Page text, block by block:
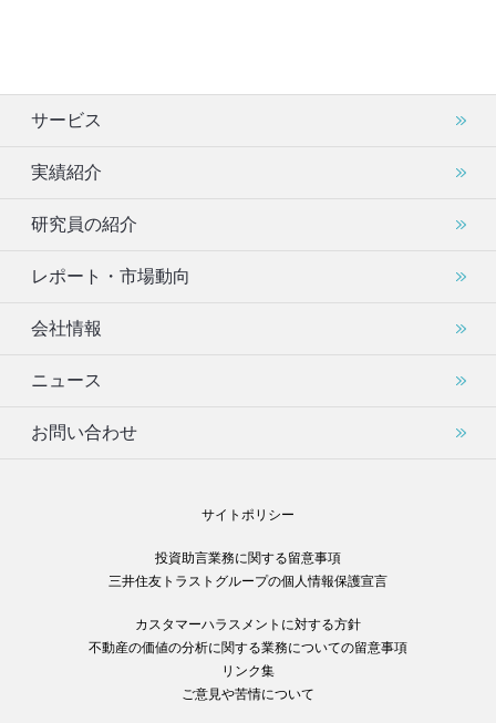
サービス
実績紹介
研究員の紹介
レポート・市場動向
会社情報
ニュース
お問い合わせ
サイトポリシー
投資助言業務に関する留意事項
三井住友トラストグループの個人情報保護宣言
カスタマーハラスメントに対する方針
不動産の価値の分析に関する業務についての留意事項
リンク集
ご意見や苦情について